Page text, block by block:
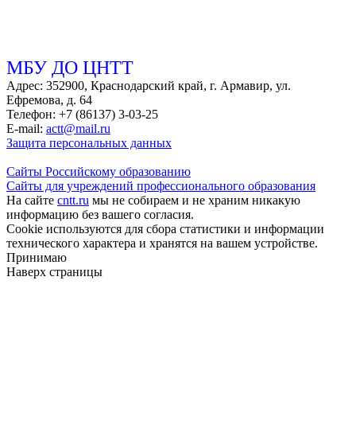
МБУ ДО ЦНТТ
Адрес: 352900, Краснодарский край, г. Армавир, ул.
Ефремова, д. 64
Телефон: +7 (86137) 3-03-25
E-mail: actt@mail.ru
Защита персональных данных
Сайты Российскому образованию
Сайты для учреждений профессионального образования
На сайте cntt.ru мы не собираем и не храним никакую
информацию без вашего согласия.
Cookie используются для сбора статистики и информации
технического характера и хранятся на вашем устройстве.
Принимаю
Наверх страницы